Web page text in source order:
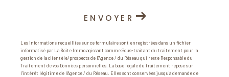
ENVOYER
Les informations recueillies sur ce formulaire sont enregistrées dans un fichier
informatisé par La Boite Immo agissant comme Sous-traitant du traitement pour la
gestion de la clientèle/prospects de l'Agence / du Réseau qui reste Responsable du
Traitement de vos Données personnelles. La base légale du traitement repose sur
l'intérêt légitime de l'Agence / du Réseau. Elles sont conservées jusqu'à demande de